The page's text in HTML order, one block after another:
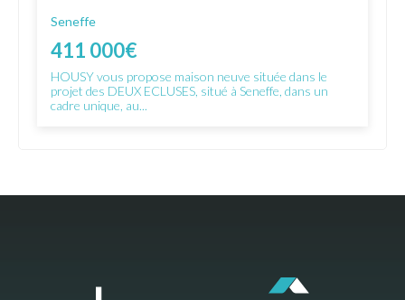
Seneffe
411 000€
HOUSY vous propose maison neuve située dans le
projet des DEUX ECLUSES, situé à Seneffe, dans un
cadre unique, au...